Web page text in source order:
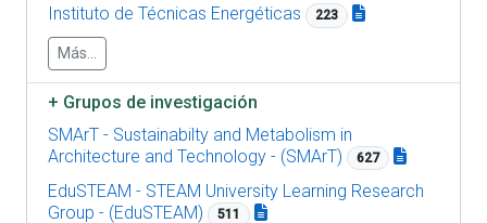
Instituto de Técnicas Energéticas 223
Más...
+ Grupos de investigación
SMArT - Sustainabilty and Metabolism in
Architecture and Technology - (SMArT)
627
EduSTEAM - STEAM University Learning Research
Group - (EduSTEAM)
511